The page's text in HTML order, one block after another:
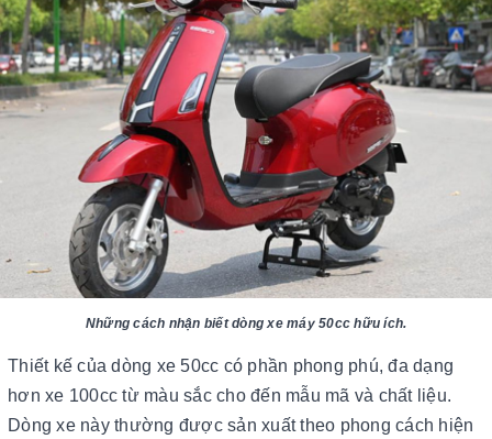
Những cách nhận biết dòng xe máy 50cc hữu ích.
Thiết kế của dòng xe 50cc có phần phong phú, đa dạng
hơn xe 100cc từ màu sắc cho đến mẫu mã và chất liệu.
Dòng xe này thường được sản xuất theo phong cách hiện